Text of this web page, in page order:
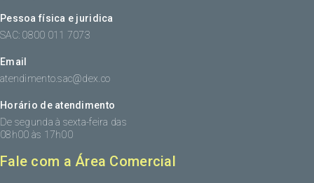
Pessoa física e juridica
SAC: 0800 011 7073
Email
atendimento.sac@dex.co
Horário de atendimento
De segunda à sexta-feira das
08h00 às 17h00
Fale com a Área Comercial